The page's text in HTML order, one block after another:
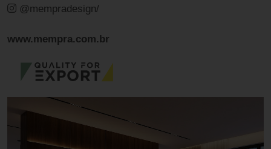
@mempradesign/
www.mempra.com.br